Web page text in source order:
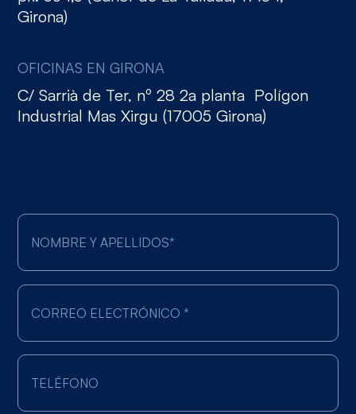
Girona)
OFICINAS EN GIRONA
C/ Sarrià de Ter, nº 28 2a planta Polígon
Industrial Mas Xirgu (17005 Girona)